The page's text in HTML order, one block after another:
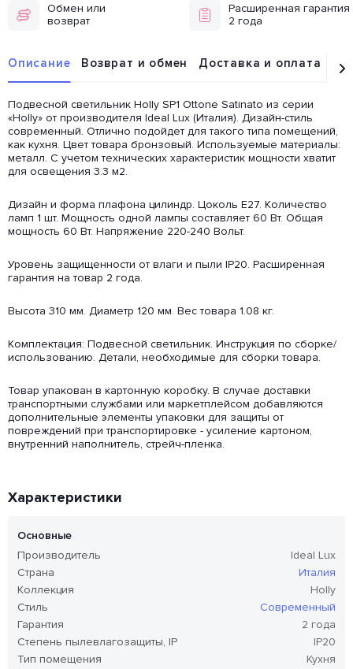
Обмен или
возврат
Расширенная гарантия
2 года
Описание Возврат и обмен Доставка и оплата
Подвесной светильник Holly SP1 Ottone Satinato из серии
«Holly» от производителя Ideal Lux (Италия). Дизайн-стиль
современный. Отлично подойдет для такого типа помещений,
как кухня. Цвет товара бронзовый. Используемые материалы:
металл. С учетом технических характеристик мощности хватит
для освещения 3.3 м2.
Дизайн и форма плафона цилиндр. Цоколь E27. Количество
ламп 1 шт. Мощность одной лампы составляет 60 Вт. Общая
мощность 60 Вт. Напряжение 220-240 Вольт.
Уровень защищенности от влаги и пыли IP20. Расширенная
гарантия на товар 2 года.
Высота 310 мм. Диаметр 120 мм. Вес товара 1.08 кг.
Комплектация: Подвесной светильник. Инструкция по сборке/
использованию. Детали, необходимые для сборки товара.
Товар упакован в картонную коробку. В случае доставки
транспортными службами или маркетплейсом добавляются
дополнительные элементы упаковки для защиты от
повреждений при транспортировке - усиление картоном,
внутренний наполнитель, стрейч-пленка.
Характеристики
Основные
Производитель
Ideal Lux
Страна
Италия
Коллекция
Holly
Стиль
Современный
Гарантия
2 года
Степень пылевлагозащиты, IP
IP20
Тип помещения
Кухня